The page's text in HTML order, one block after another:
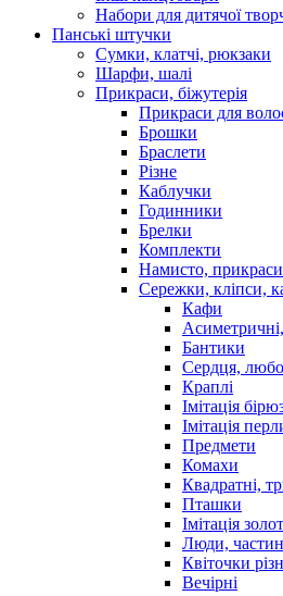
Набори для дитячої
Панські штучки
Сумки, клатчі, рюкзаки
Шарфи, шалі
Прикраси, біжутерія
Прикраси для
Брошки
Браслети
Різне
Каблучки
Годинники
Брелки
Комплекти
Намисто,
Сережки, кліпси,
Кафи
Бантики
Сердця,
Краплі
Імітація
Імітація
Предмети
Комахи
Квадратні,
Пташки
Імітація
Люди,
Квіточки
Вечірні